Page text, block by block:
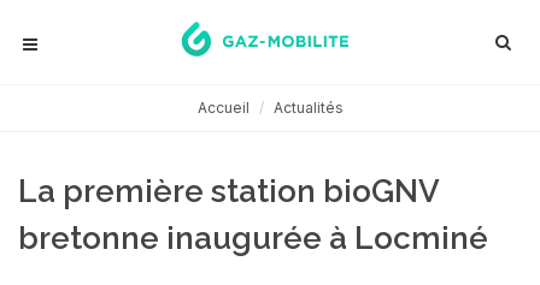
Accueil Actualités
La première station bioGNV
bretonne inaugurée à Locminé